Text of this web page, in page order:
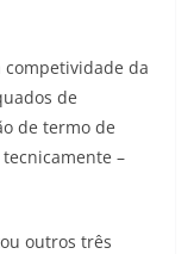
da
de
de termo de
–
outros três